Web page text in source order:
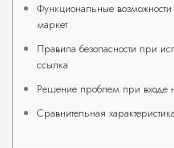
Функциональные
маркет
Правила безопасности при
ссылка
Решение проблем при входе
Сравнительная